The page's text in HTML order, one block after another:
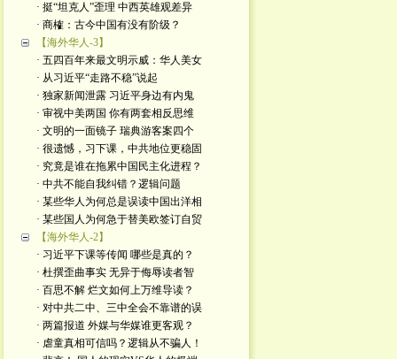
· 挺“坦克人”歪理 中西英雄观差异
· 商榷：古今中国有没有阶级？
【海外华人-3】
· 五四百年来最文明示威：华人美女
· 从习近平“走路不稳”说起
· 独家新闻泄露 习近平身边有内鬼
· 审视中美两国 你有两套相反思维
· 文明的一面镜子 瑞典游客案四个
· 很遗憾，习下课，中共地位更稳固
· 究竟是谁在拖累中国民主化进程？
· 中共不能自我纠错？逻辑问题
· 某些华人为何总是误读中国出洋相
· 某些国人为何急于替美欧签订自贸
【海外华人-2】
· 习近平下课等传闻 哪些是真的？
· 杜撰歪曲事实 无异于侮辱读者智
· 百思不解 烂文如何上万维导读？
· 对中共二中、三中全会不靠谱的误
· 两篇报道 外媒与华媒谁更客观？
· 虐童真相可信吗？逻辑从不骗人！